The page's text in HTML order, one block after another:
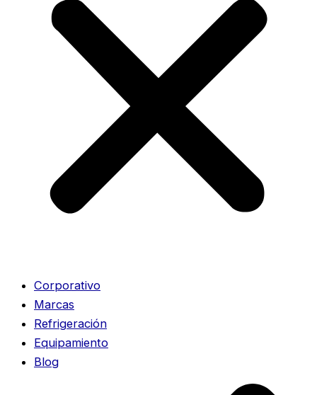
Corporativo
Marcas
Refrigeración
Equipamiento
Blog